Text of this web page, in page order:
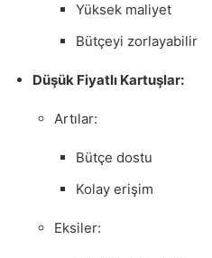
Yüksek maliyet
Bütçeyi zorlayabilir
Düşük Fiyatlı Kartuşlar:
Artılar:
Bütçe dostu
Kolay erişim
Eksiler: